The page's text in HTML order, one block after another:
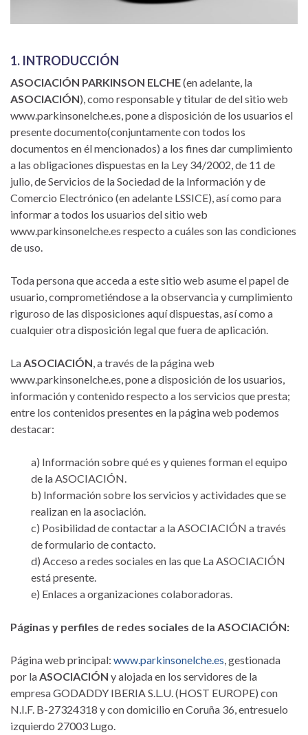
1. INTRODUCCIÓN
ASOCIACIÓN PARKINSON ELCHE(en adelante, la
ASOCIACIÓN), como responsable y titular de del sitio web
www.parkinsonelche.es, pone a disposición de los usuarios el
presente documento(conjuntamente con todos los
documentos en él mencionados) a los fines dar cumplimiento
a las obligaciones dispuestas en la Ley 34/2002, de 11 de
julio, de Servicios de la Sociedad de la Información y de
Comercio Electrónico (en adelante LSSICE), así como para
informar a todos los usuarios del sitio web
www.parkinsonelche.es respecto a cuáles son las condiciones
de uso.
Toda persona que acceda a este sitio web asume el papel de
usuario, comprometiéndose a la observancia y cumplimiento
riguroso de las disposiciones aquí dispuestas, así como a
cualquier otra disposición legal que fuera de aplicación.
LaASOCIACIÓN, a través de la página web
www.parkinsonelche.es, pone a disposición de los usuarios,
información y contenido respecto a los servicios que presta;
entre los contenidos presentes en la página web podemos
destacar:
a) Información sobre qué es y quienes forman el equipo
de la ASOCIACIÓN.
b) Información sobre los servicios y actividades que se
realizan en la asociación.
c) Posibilidad de contactar a la ASOCIACIÓN a través
de formulario de contacto.
d) Acceso a redes sociales en las que La ASOCIACIÓN
está presente.
e) Enlaces a organizaciones colaboradoras.
Páginas y perfiles de redes sociales de la ASOCIACIÓN:
Página web principal: www.parkinsonelche.es, gestionada
por laASOCIACIÓN y alojada en los servidores de la
empresa GODADDY IBERIA S.L.U. (HOST EUROPE) con
N.I.F. B-27324318 y con domicilio en Coruña 36, entresuelo
izquierdo 27003 Lugo.